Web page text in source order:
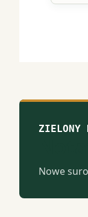
ZIELONY
Nowe